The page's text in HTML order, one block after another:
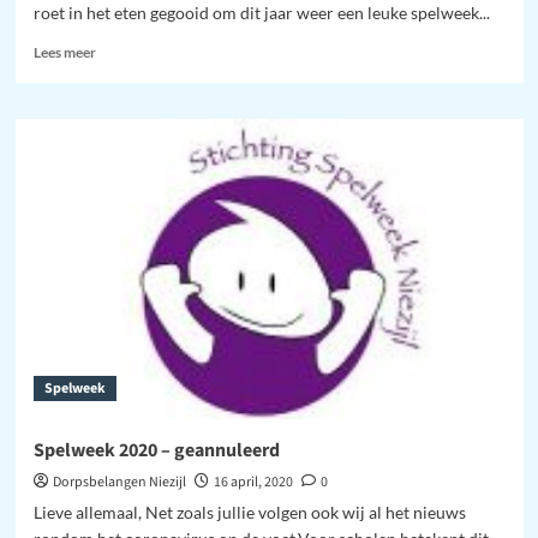
roet in het eten gegooid om dit jaar weer een leuke spelweek...
Lees meerLees
Spelweek
Spelweek 2020 – geannuleerd
Dorpsbelangen Niezijl 16 april, 2020
0
Lieve allemaal, Net zoals jullie volgen ook wij al het nieuws